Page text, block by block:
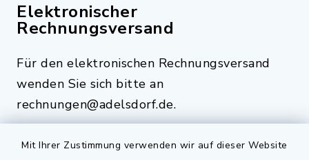
Mit Ihrer Zustimmung verwenden wir auf dieser Website
Elektronischer
Rechnungsversand
Für den elektronischen Rechnungsversand
wenden Sie sich bitte an
rechnungen@adelsdorf.de.